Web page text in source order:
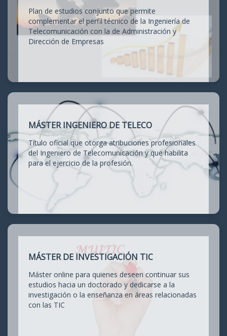
Plan de estudios conjunto que permite
complementar el perfil técnico de la Ingeniería de
Telecomunicación con la de Administración y
Dirección de Empresas
MÁSTER INGENIERO DE TELECO
Título oficial que otorga atribuciones profesionales
del Ingeniero de Telecomunicación y que habilita
para el ejercicio de la profesión.
MÁSTER DE INVESTIGACIÓN TIC
Máster online para quienes deseen continuar sus
estudios hacia un doctorado y dedicarse a la
investigación o la enseñanza en áreas relacionadas
con las TIC